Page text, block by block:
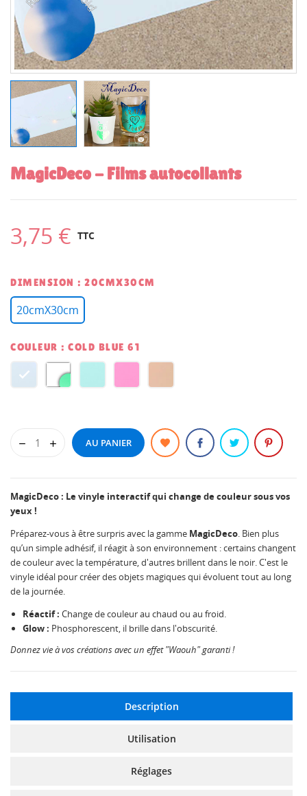
MagicDeco - Films autocollants
3,75 € TTC
DIMENSION : 20CMX30CM
20cmX30cm
COULEUR : COLD BLUE 61
COLD
61
CRAZYGLOW
61
GLOW
61
HEAT
PINK
AU PANIER
MagicDeco : Le vinyle interactif qui change de couleur sous vos
yeux !
Préparez-vous à être surpris avec la gamme MagicDeco. Bien plus
qu’un simple adhésif, il réagit à son environnement : certains changent
de couleur avec la température, d'autres brillent dans le noir. C'est le
vinyle idéal pour créer des objets magiques qui évoluent tout au long
de la journée.
Réactif : Change de couleur au chaud ou au froid.
Glow : Phosphorescent, il brille dans l'obscurité.
Donnez vie à vos créations avec un effet "Waouh" garanti !
Description
Utilisation
Réglages